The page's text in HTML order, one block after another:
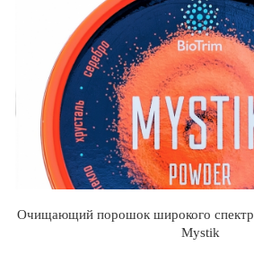
Очищающий порошок широкого
Mystik